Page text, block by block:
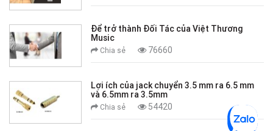
Để trở thành Đối Tác của Việt Thương
Music
Chia sẻ 76660
Lợi ích của jack chuyển 3.5 mm ra 6.5 mm
và 6.5mm ra 3.5mm
Chia sẻ 54420